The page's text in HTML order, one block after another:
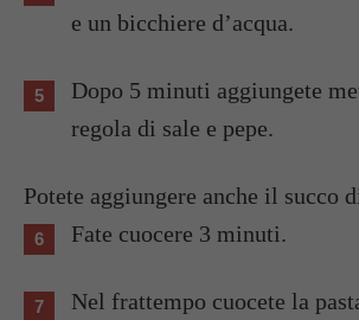
e un bicchiere d’acqua.
Dopo 5 minuti aggiungete
regola di sale e pepe.
Potete aggiungere anche il succo
Fate cuocere 3 minuti.
Nel frattempo cuocete la